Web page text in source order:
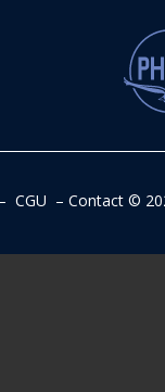
– CGU – Contact©